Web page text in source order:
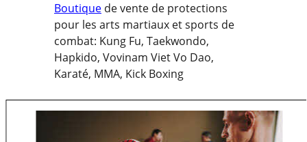
Boutique de vente de protections
pour les arts martiaux et sports de
combat: Kung Fu, Taekwondo,
Hapkido, Vovinam Viet Vo Dao,
Karaté, MMA, Kick Boxing